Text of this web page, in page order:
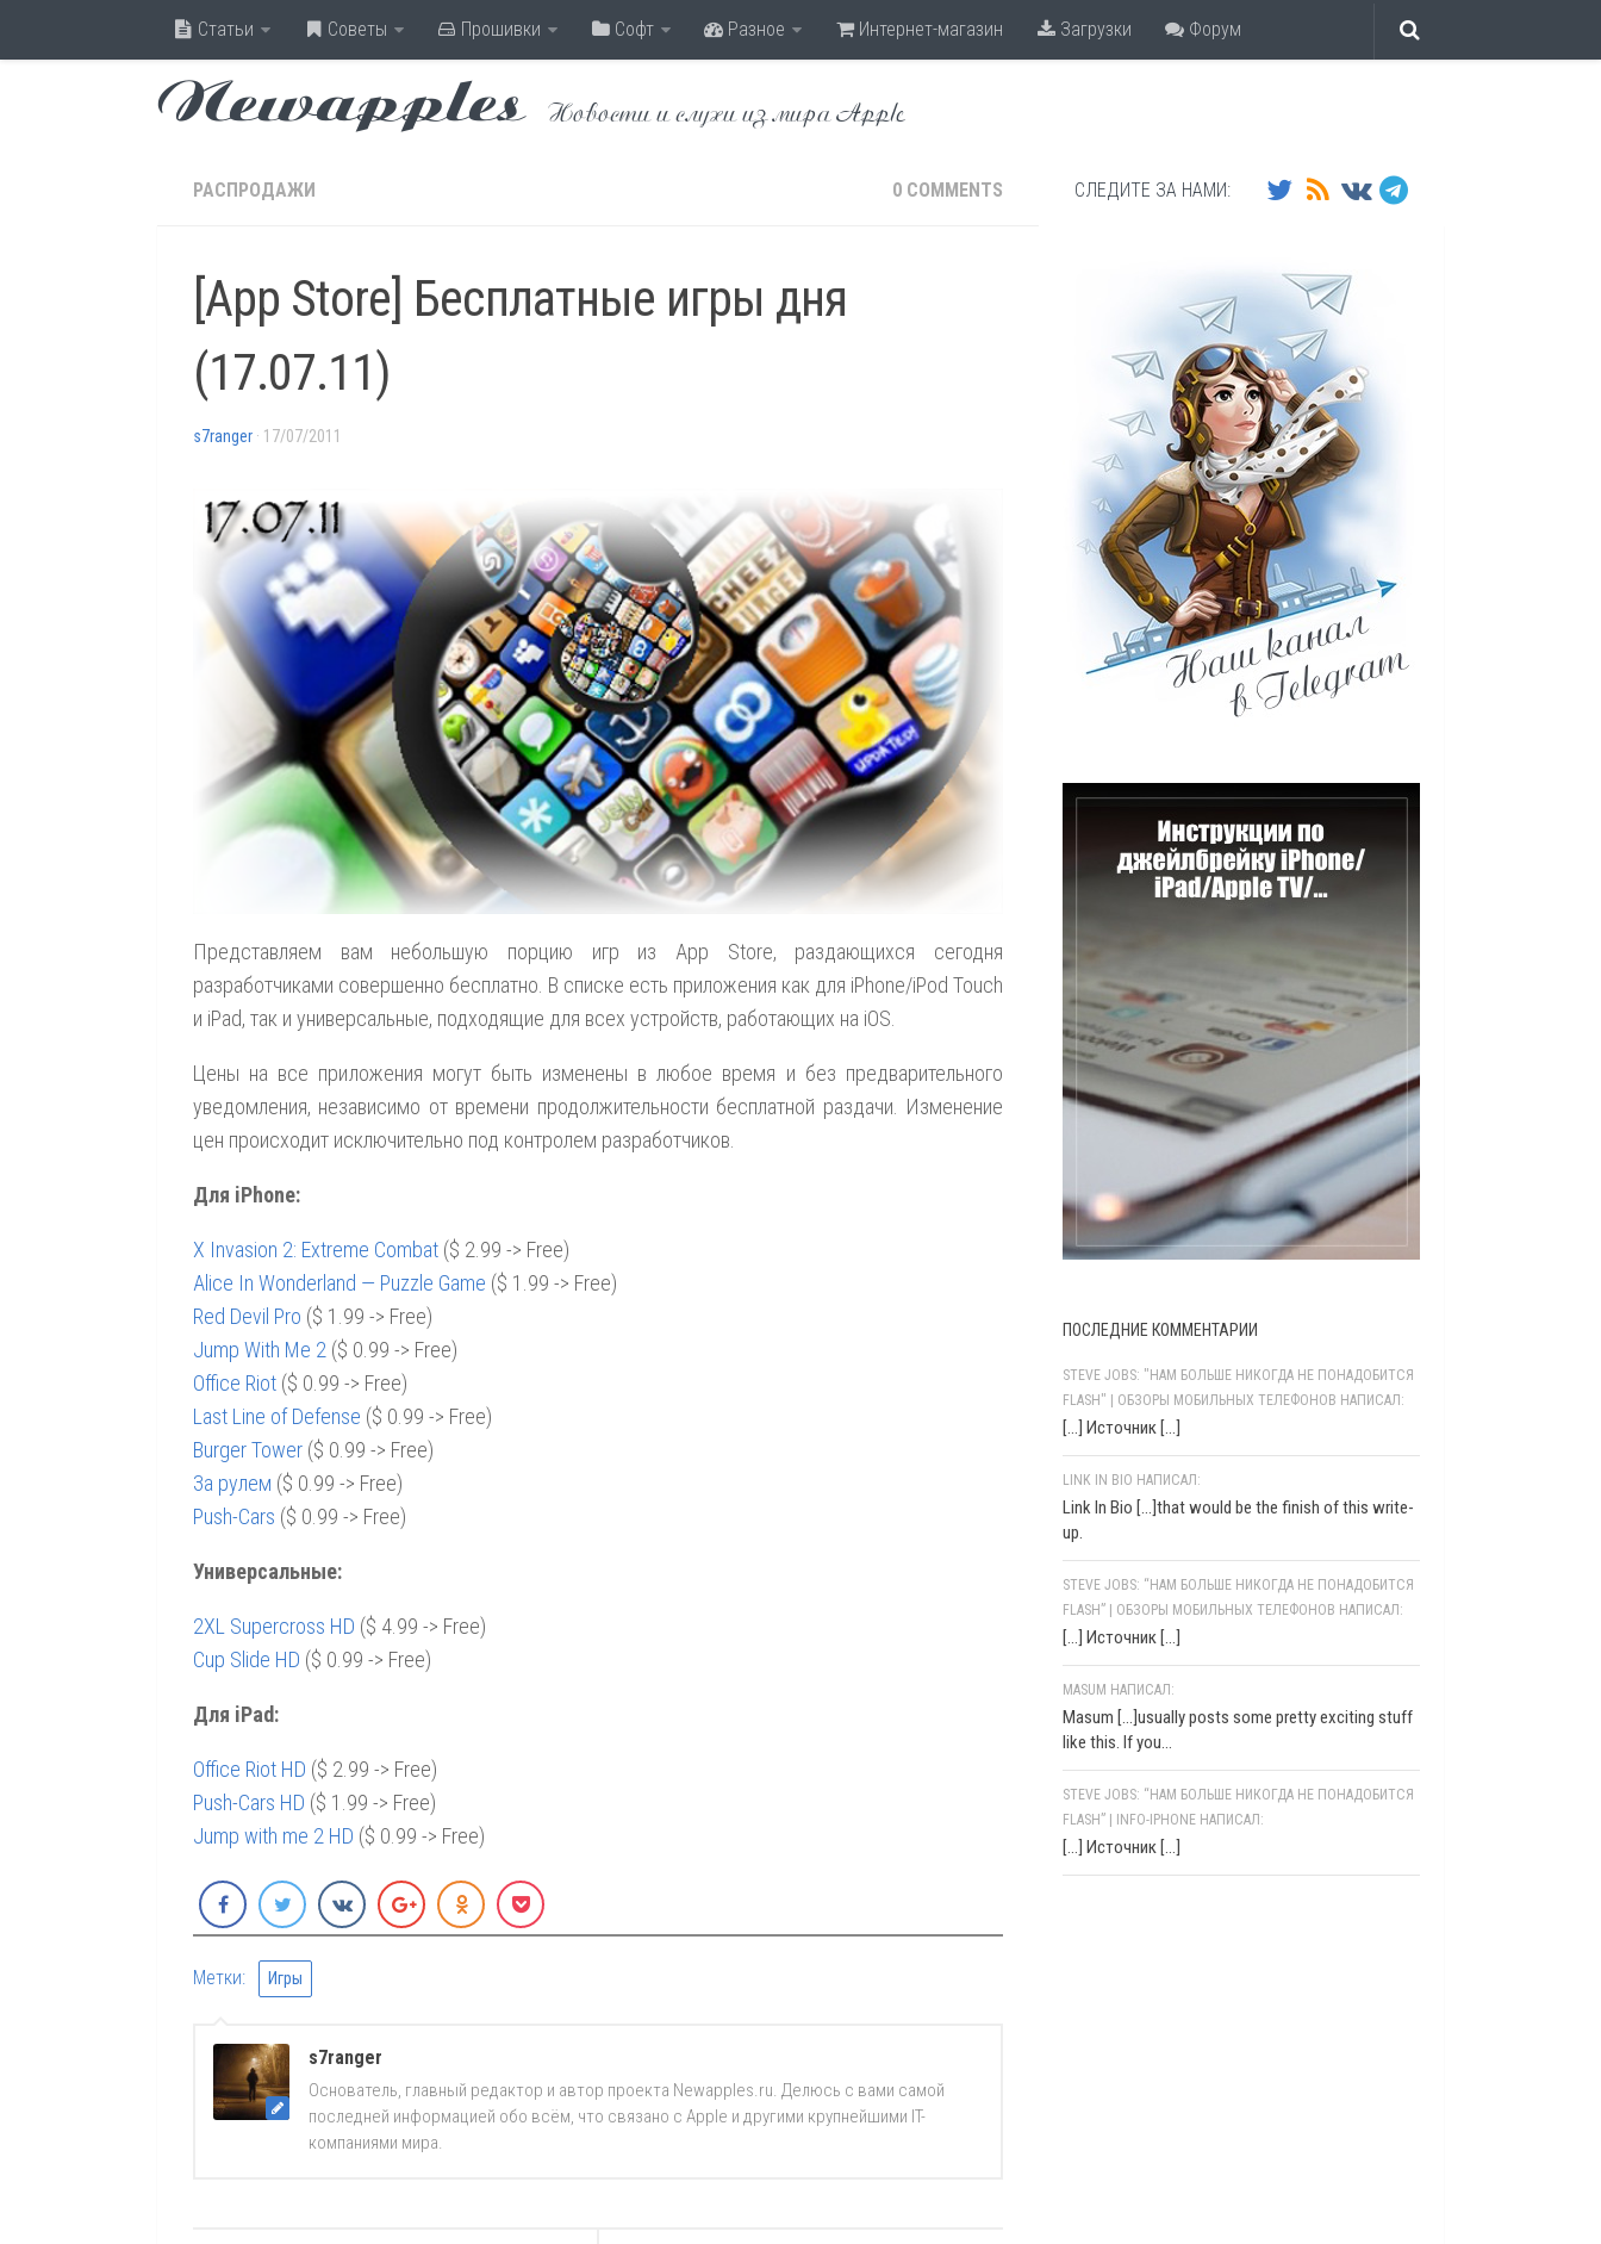
Статьи Советы Прошивки Софт Разное Интернет-магазин Загрузки Форум
Newapples Новости и слухи из мира Apple
РАСПРОДАЖИ 0 COMMENTS
[App Store] Бесплатные игры дня
(17.07.11)
s7ranger · 17/07/2011
Представляем вам небольшую порцию игр из App Store, раздающихся сегодня
разработчиками совершенно бесплатно. В списке есть приложения как для iPhone/iPod Touch
и iPad, так и универсальные, подходящие для всех устройств, работающих на iOS.
Цены на все приложения могут быть изменены в любое время и без предварительного
уведомления, независимо от времени продолжительности бесплатной раздачи. Изменение
цен происходит исключительно под контролем разработчиков.
Для iPhone:
X Invasion 2: Extreme Combat ($ 2.99 -> Free)
Alice In Wonderland — Puzzle Game ($ 1.99 -> Free)
Red Devil Pro ($ 1.99 -> Free)
Jump With Me 2 ($ 0.99 -> Free)
Office Riot ($ 0.99 -> Free)
Last Line of Defense ($ 0.99 -> Free)
Burger Tower ($ 0.99 -> Free)
За рулем ($ 0.99 -> Free)
Push-Cars ($ 0.99 -> Free)
Универсальные:
2XL Supercross HD ($ 4.99 -> Free)
Cup Slide HD ($ 0.99 -> Free)
Для iPad:
Office Riot HD ($ 2.99 -> Free)
Push-Cars HD ($ 1.99 -> Free)
Jump with me 2 HD ($ 0.99 -> Free)
Метки: Игры
s7ranger
Основатель, главный редактор и автор проекта Newapples.ru. Делюсь с вами самой
последней информацией обо всём, что связано с Apple и другими крупнейшими IT-
компаниями мира.
СЛЕДИТЕ ЗА НАМИ:
ПОСЛЕДНИЕ КОММЕНТАРИИ
STEVE JOBS: "НАМ БОЛЬШЕ НИКОГДА НЕ ПОНАДОБИТСЯ
FLASH" | ОБЗОРЫ МОБИЛЬНЫХ ТЕЛЕФОНОВ НАПИСАЛ:
[…] Источник […]
LINK IN BIO НАПИСАЛ:
Link In Bio [...]that would be the finish of this write-
up.
STEVE JOBS: “НАМ БОЛЬШЕ НИКОГДА НЕ ПОНАДОБИТСЯ
FLASH” | ОБЗОРЫ МОБИЛЬНЫХ ТЕЛЕФОНОВ НАПИСАЛ:
[…] Источник […]
MASUM НАПИСАЛ:
Masum [...]usually posts some pretty exciting stuff
like this. If you...
STEVE JOBS: “НАМ БОЛЬШЕ НИКОГДА НЕ ПОНАДОБИТСЯ
FLASH” | INFO-IPHONE НАПИСАЛ:
[…] Источник […]